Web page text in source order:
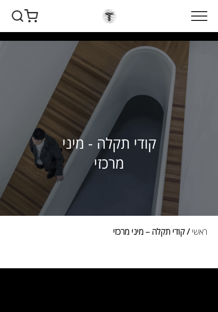
קודי תקלה - מיני
מרכזי
ראשי / קודי תקלה – מיני מרכזי